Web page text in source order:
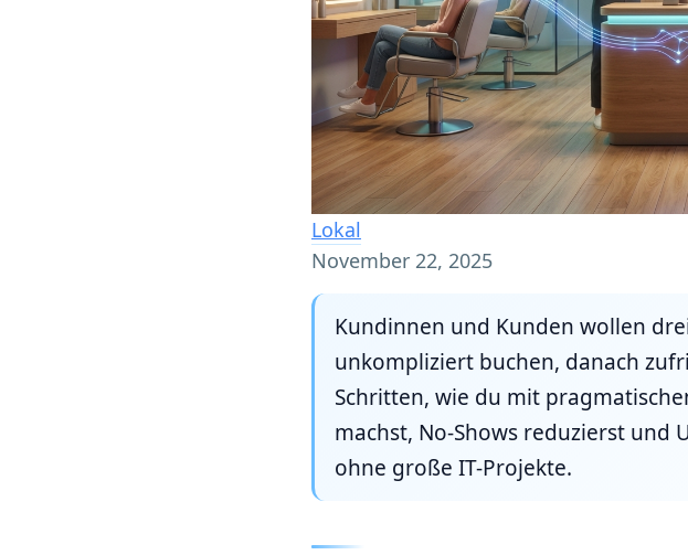
Lokal
November 22, 2025
Kundinnen und Kunden wollen
unkompliziert buchen, danach
Schritten, wie du mit
machst, No-Shows reduzierst
ohne große IT-Projekte.